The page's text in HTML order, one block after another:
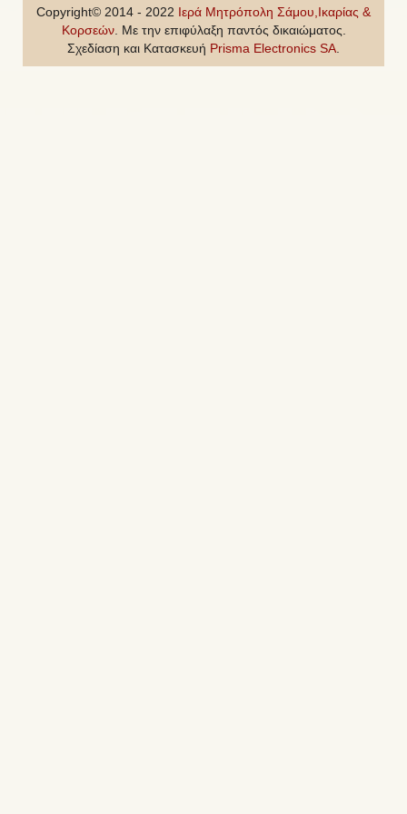
Copyright© 2014 - 2022 Ιερά Μητρόπολη Σάμου,Ικαρίας &
Κορσεών. Με την επιφύλαξη παντός δικαιώματος.
Σχεδίαση και Κατασκευή Prisma Electronics SA.